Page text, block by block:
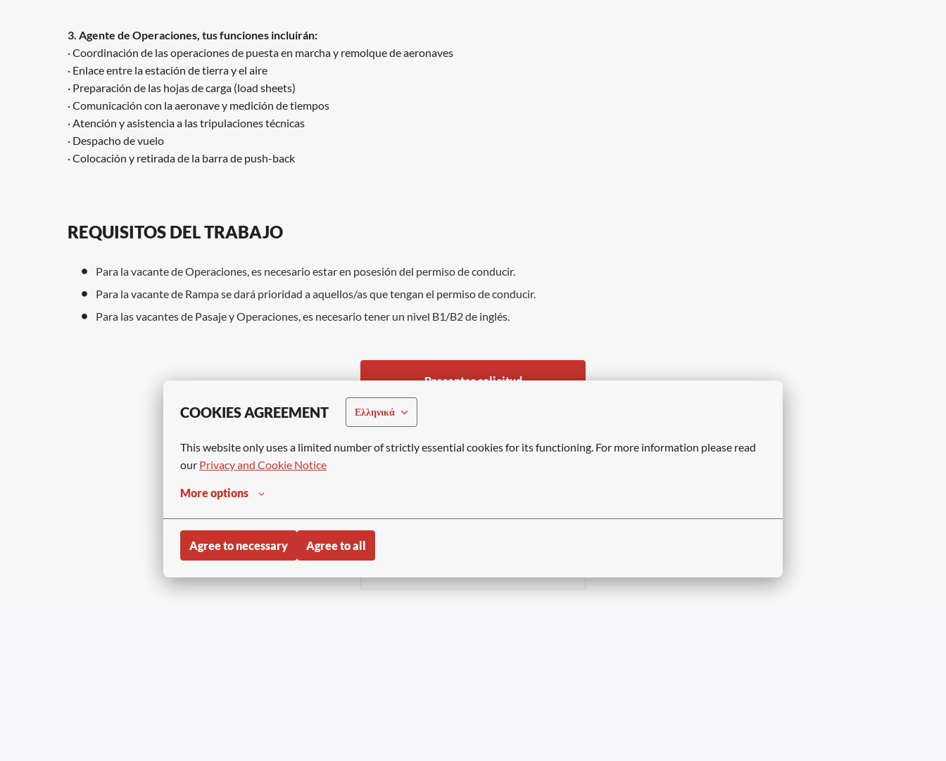
COOKIES AGREEMENT Ελληνικά
This website only uses a limited number of strictly essential cookies for its functioning. For more information please read
our Privacy and Cookie Notice
More options
Agree to necessary Agree to all
3. Agente de Operaciones, tus funciones incluirán:
· Coordinación de las operaciones de puesta en marcha y remolque de aeronaves
· Enlace entre la estación de tierra y el aire
· Preparación de las hojas de carga (load sheets)
· Comunicación con la aeronave y medición de tiempos
· Atención y asistencia a las tripulaciones técnicas
· Despacho de vuelo
· Colocación y retirada de la barra de push-back
REQUISITOS DEL TRABAJO
Para la vacante de Operaciones, es necesario estar en posesión del permiso de conducir.
Para la vacante de Rampa se dará prioridad a aquellos/as que tengan el permiso de conducir.
Para las vacantes de Pasaje y Operaciones, es necesario tener un nivel B1/B2 de inglés.
Presentar solicitud